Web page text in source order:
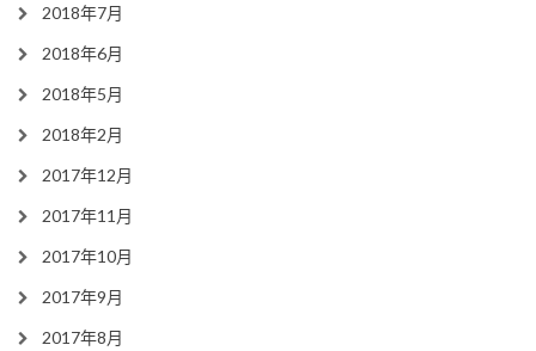
2018年7月
2018年6月
2018年5月
2018年2月
2017年12月
2017年11月
2017年10月
2017年9月
2017年8月